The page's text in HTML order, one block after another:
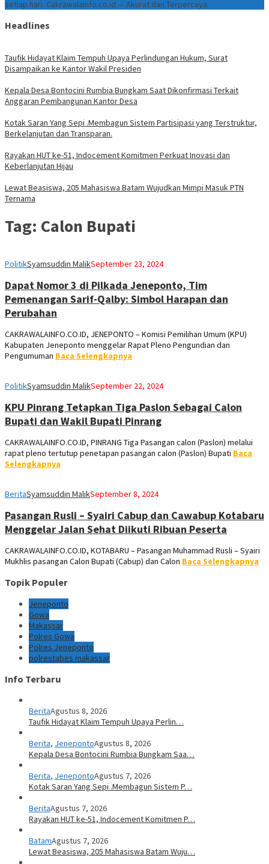
setiap hari. Cakrawalainfo.co.id — Akurat dan Terpercaya.
Headlines
Taufik Hidayat Klaim Tempuh Upaya Perlindungan Hukum, Surat
Disampaikan ke Kantor Wakil Presiden
Kepala Desa Bontocini Rumbia Bungkam Saat Dikonfirmasi Terkait
Anggaran Pembangunan Kantor Desa
Kotak Saran Yang Sepi .Membagun Sistem Partisipasi yang Terstruktur,
Berkelanjutan dan Transparan.
Rayakan HUT ke-51, Indocement Komitmen Perkuat Inovasi dan
Keberlanjutan Hijau
Lewat Beasiswa, 205 Mahasiswa Batam Wujudkan Mimpi Masuk PTN
Ternama
Tag: Calon Bupati
PolitikSyamsuddin MalikSeptember 23, 2024
Dapat Nomor 3 di Pilkada Jeneponto, Tim
Pemenangan Sarif-Qalby: Simbol Harapan dan
Perubahan
CAKRAWALAINFO.CO.ID, JENEPONTO – Komisi Pemilihan Umum (KPU)
Kabupaten Jeneponto menggelar Rapat Pleno Pengundian dan
Pengumuman Baca Selengkapnya
PolitikSyamsuddin MalikSeptember 22, 2024
KPU Pinrang Tetapkan Tiga Paslon Sebagai Calon
Bupati dan Wakil Bupati Pinrang
CAKRAWALAINFO.CO.ID, PINRANG Tiga Pasangan calon (Paslon) melalui
rapat pleno tertutup penetapan pasangan calon (Paslon) Bupati Baca
Selengkapnya
BeritaSyamsuddin MalikSeptember 8, 2024
Pasangan Rusli – Syairi Cabup dan Cawabup Kotabaru
Menggelar Jalan Sehat Diikuti Ribuan Peserta
CAKRAWALAINFO.CO.ID, KOTABARU – Pasangan Muhammad Rusli – Syairi
Mukhlis pasangan Calon Bupati (Cabup) dan Calon Baca Selengkapnya
Topik Populer
Jeneponto
Gowa
Makassar
Polres Gowa
Polres Jeneponto
polrestabes makassar
Info Terbaru
BeritaAgustus 8, 2026
Taufik Hidayat Klaim Tempuh Upaya Perlin…
Berita, JenepontoAgustus 8, 2026
Kepala Desa Bontocini Rumbia Bungkam Saa…
Berita, JenepontoAgustus 7, 2026
Kotak Saran Yang Sepi .Membagun Sistem P…
BeritaAgustus 7, 2026
Rayakan HUT ke-51, Indocement Komitmen P…
BatamAgustus 7, 2026
Lewat Beasiswa, 205 Mahasiswa Batam Wuju…